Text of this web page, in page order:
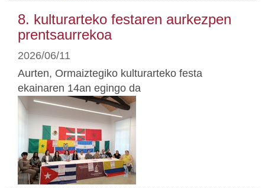
8. kulturarteko festaren aurkezpen
prentsaurrekoa
2026/06/11
Aurten, Ormaiztegiko kulturarteko festa
ekainaren 14an egingo da